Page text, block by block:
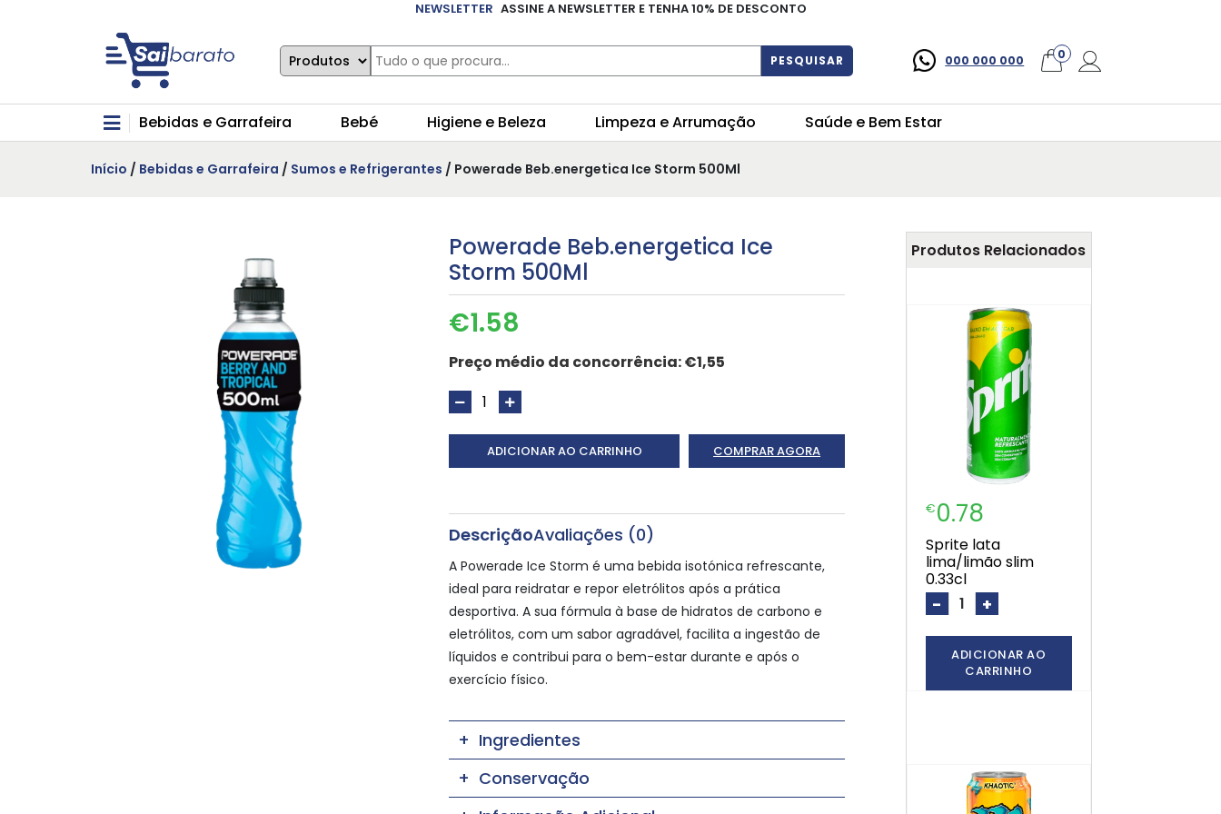
NEWSLETTER ASSINE A NEWSLETTER E TENHA 10% DE DESCONTO
PESQUISAR 000 000 000 0
Bebidas e Garrafeira Bebé Higiene e Beleza Limpeza e Arrumação Saúde e Bem Estar
Início / Bebidas e Garrafeira / Sumos e Refrigerantes / Powerade Beb.energetica Ice Storm 500Ml
Powerade Beb.energetica Ice
Storm 500Ml
€1.58
Preço médio da concorrência:€1,55
ADICIONAR AO CARRINHO COMPRAR AGORA
DescriçãoAvaliações (0)
A Powerade Ice Storm é uma bebida isotónica refrescante,
ideal para reidratar e repor eletrólitos após a prática
desportiva. A sua fórmula à base de hidratos de carbono e
eletrólitos, com um sabor agradável, facilita a ingestão de
líquidos e contribui para o bem-estar durante e após o
exercício físico.
Ingredientes
Conservação
Produtos Relacionados
€0.78
sprite lata
lima/limão slim
0.33cl
- +
ADICIONAR AO
CARRINHO